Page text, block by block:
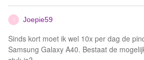
J Joepie59
Sinds kort moet ik wel 10x per dag de
Samsung Galaxy A40. Bestaat de